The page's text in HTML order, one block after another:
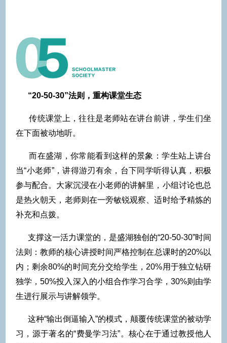
“20-50-30”法则，重构课堂生态
传统课堂上，往往是老师站在讲台前讲，学生们坐
在下面被动地听。
而在盛湖，你常能看到这样的景象：学生站上讲台
当“小老师”，讲得游刃有余，台下同学听得认真，积极
参与配合。大家沉浸在小老师的讲解里，小组讨论也总
是热火朝天，老师则在一旁敏锐观察、适时给予精炼的
补充和点拨。
支撑这一活力课堂的，是盛湖独创的“20-50-30”时间
法则：教师的核心讲授时间严格控制在总课时的20%以
内；剩余80%的时间充分交给学生，20%用于独立钻研
独学，50%投入深入的小组合作学习合学，30%则由学
生进行展示与讲解领学。
这种“输出倒逼输入”的模式，颠覆传统课堂的被动学
习，源于著名的“费曼学习法”。核心在于通过教授他人